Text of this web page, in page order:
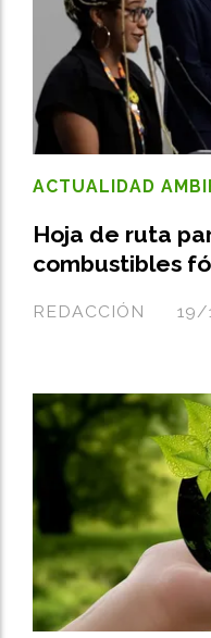
Hoja de ruta
combustibles
REDACCIÓN
ACTUALIDAD
19/